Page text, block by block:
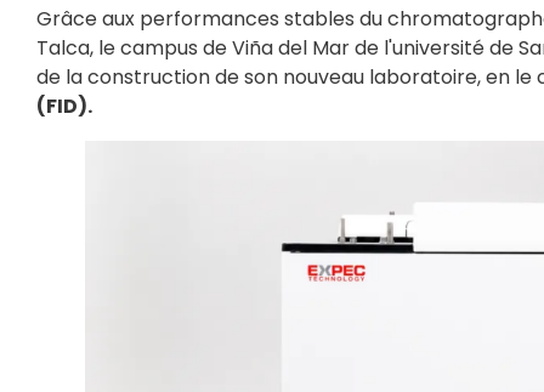
Grâce aux performances stables du
Talca, le campus de Viña del Mar de l'université de
de la construction de son nouveau laboratoire, en le
(FID).